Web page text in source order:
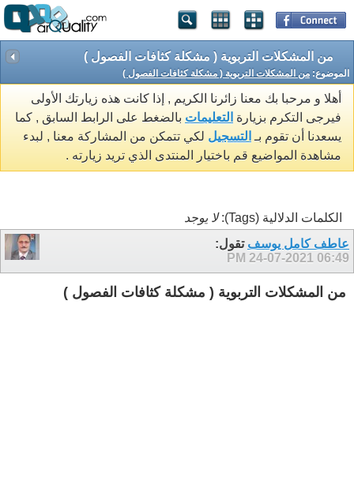
من المشكلات التربوية ( مشكلة كثافات الفصول )
الموضوع: من المشكلات التربوية ( مشكلة كثافات الفصول )
أهلا و مرحبا بك معنا زائرنا الكريم , إذا كانت هذه زيارتك الأولى
فيرجى التكرم بزيارة التعليمات بالضغط على الرابط السابق , كما
يسعدنا أن تقوم بـ التسجيل لكي تتمكن من المشاركة معنا , لبدء
مشاهدة المواضيع قم باختيار المنتدى الذي تريد زيارته .
الكلمات الدلالية (Tags):
لا يوجد
عاطف كامل يوسف تقول:
24-07-2021 06:49 PM
من المشكلات التربوية ( مشكلة كثافات الفصول )